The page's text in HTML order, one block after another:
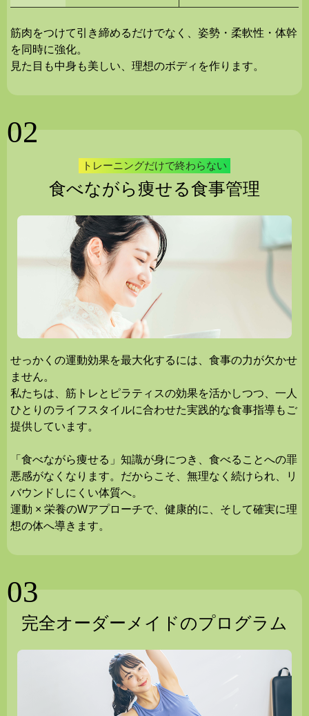
筋肉をつけて引き締めるだけでなく、姿勢・柔軟性・体幹
を同時に強化。
見た目も中身も美しい、理想のボディを作ります。
02
トレーニングだけで終わらない
食べながら痩せる食事管理
せっかくの運動効果を最大化するには、食事の力が欠かせ
ません。
私たちは、筋トレとピラティスの効果を活かしつつ、一人
ひとりのライフスタイルに合わせた実践的な食事指導もご
提供しています。
「食べながら痩せる」知識が身につき、食べることへの罪
悪感がなくなります。だからこそ、無理なく続けられ、リ
バウンドしにくい体質へ。
運動 × 栄養のWアプローチで、健康的に、そして確実に理
想の体へ導きます。
03
完全オーダーメイドのプログラム